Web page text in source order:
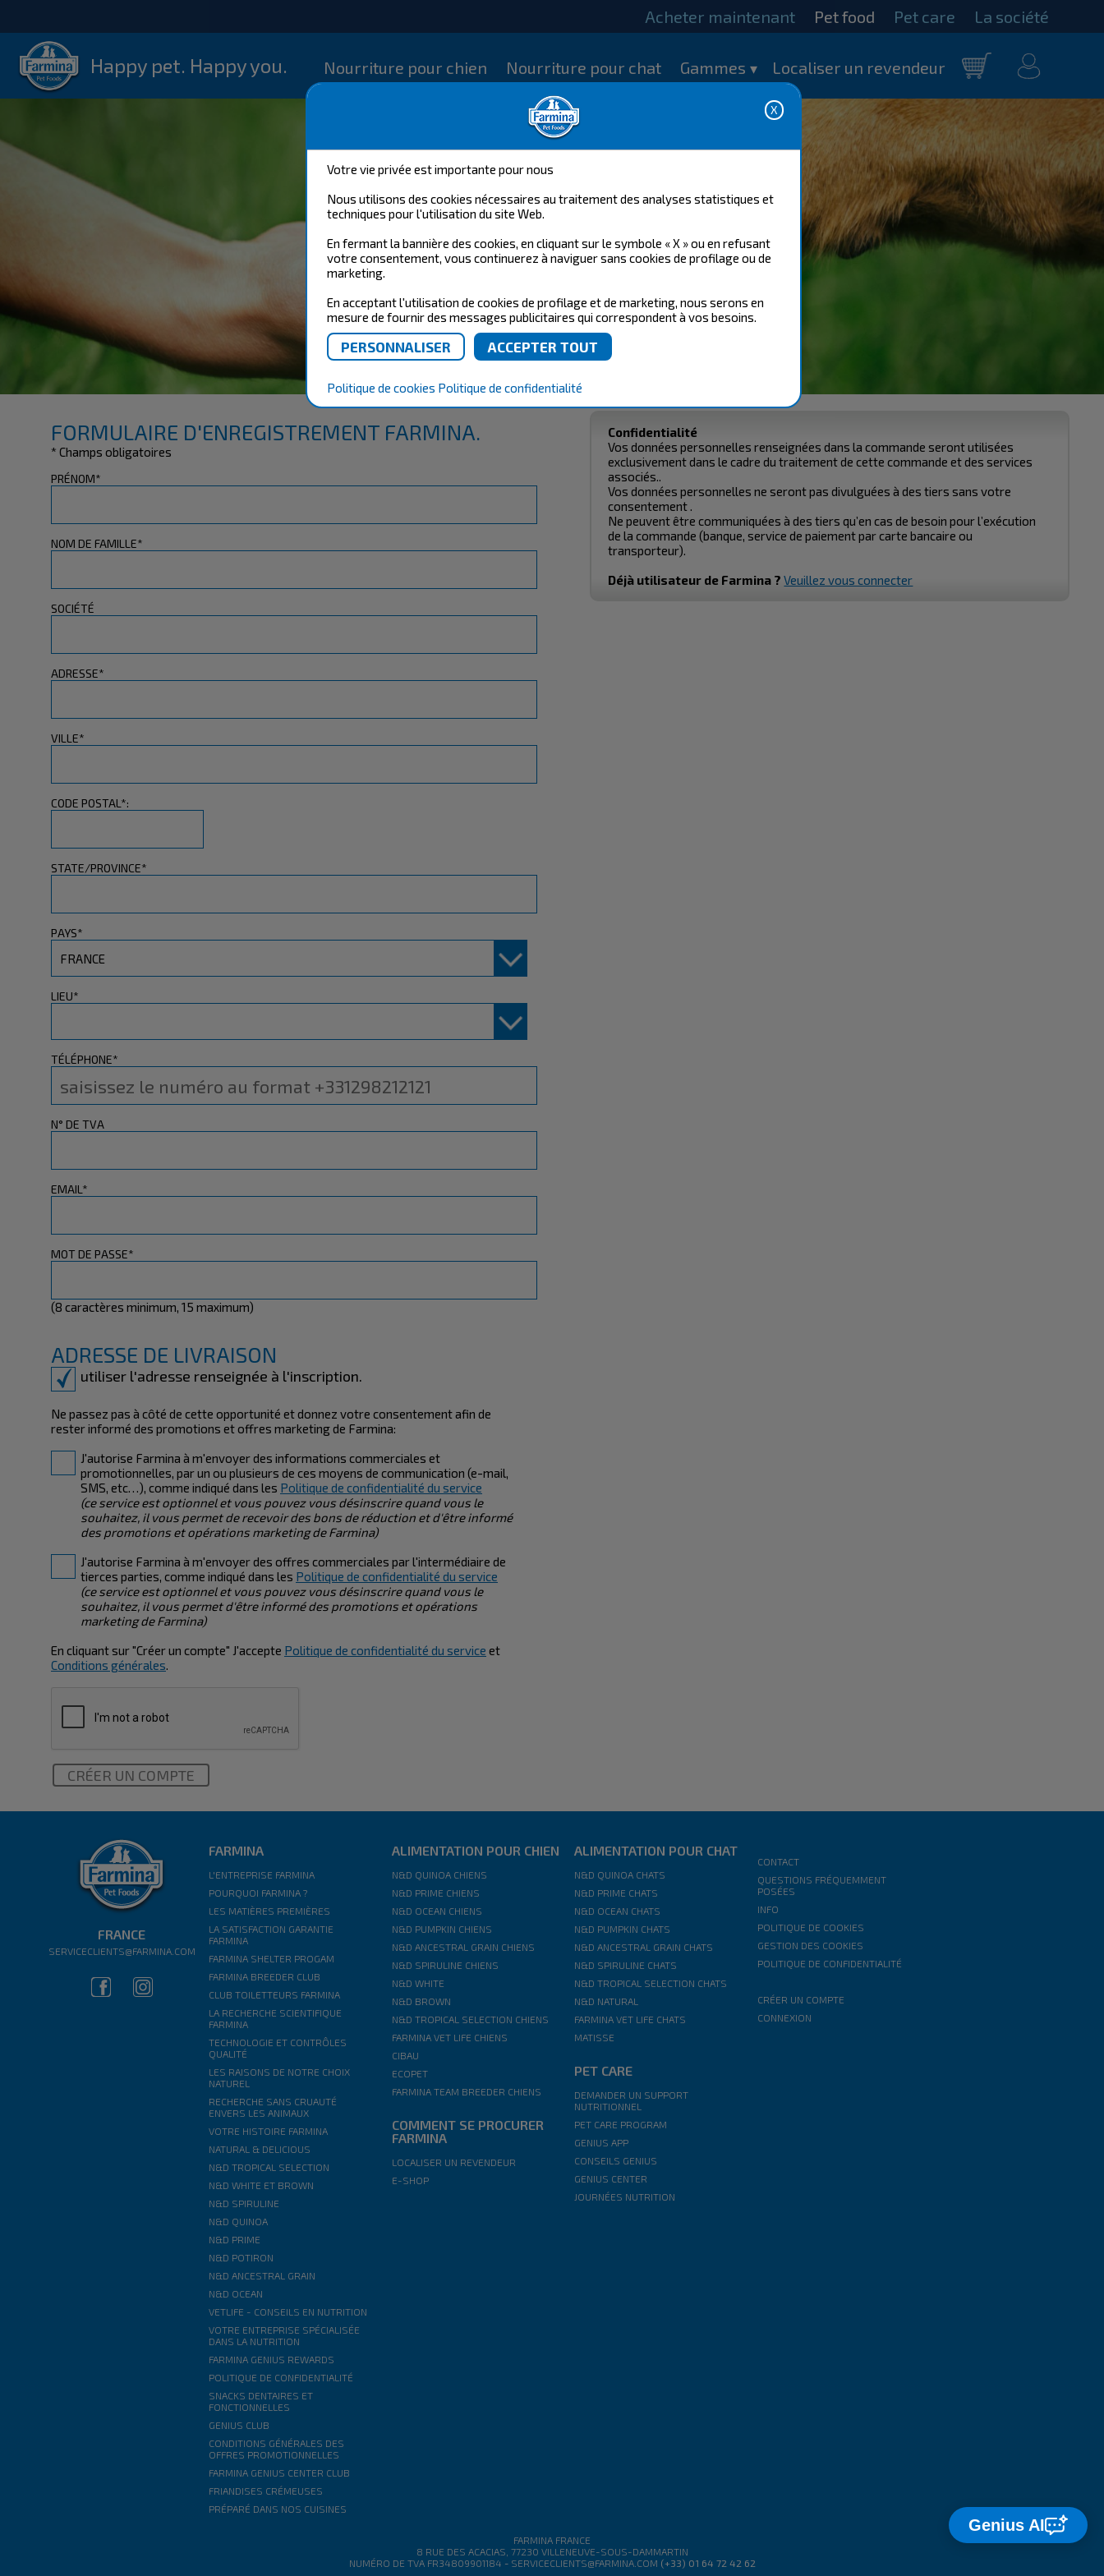
Votre vie privée est importante pour nous
Nous utilisons des cookies nécessaires au traitement des analyses statistiques et
techniques pour l'utilisation du site Web.
En fermant la bannière des cookies, en cliquant sur le symbole « X » ou en refusant
votre consentement, vous continuerez à naviguer sans cookies de profilage ou de
marketing.
En acceptant l'utilisation de cookies de profilage et de marketing, nous serons en
mesure de fournir des messages publicitaires qui correspondent à vos besoins.
Politique de cookies Politique de confidentialité
Acheter maintenant Pet food Pet care La société
Happy pet. Happy you. Nourriture pour chien Nourriture pour chat Gammes Localiser un revendeur
Panier
mon
compte
Genius AI
INSCRIPTION
FORMULAIRE D'ENREGISTREMENT FARMINA.
* Champs obligatoires
PRÉNOM*
NOM DE FAMILLE*
SOCIÉTÉ
ADRESSE*
VILLE*
CODE POSTAL*:
STATE/PROVINCE*
PAYS*
LIEU*
TÉLÉPHONE*
N° DE TVA
EMAIL*
MOT DE PASSE*
(8 caractères minimum, 15 maximum)
ADRESSE DE LIVRAISON
utiliser l'adresse renseignée à l'inscription.
Ne passez pas à côté de cette opportunité et donnez votre consentement afin de
rester informé des promotions et offres marketing de Farmina:
J'autorise Farmina à m'envoyer des informations commerciales et
promotionnelles, par un ou plusieurs de ces moyens de communication (e-mail,
SMS, etc…), comme indiqué dans les Politique de confidentialité du service
(ce service est optionnel et vous pouvez vous désinscrire quand vous le
souhaitez, il vous permet de recevoir des bons de réduction et d'être informé
des promotions et opérations marketing de Farmina)
J'autorise Farmina à m'envoyer des offres commerciales par l'intermédiaire de
tierces parties, comme indiqué dans les Politique de confidentialité du service
(ce service est optionnel et vous pouvez vous désinscrire quand vous le
souhaitez, il vous permet d'être informé des promotions et opérations
marketing de Farmina)
En cliquant sur "Créer un compte" J'accepte Politique de confidentialité du service et
Conditions générales.
CRÉER UN COMPTE
Confidentialité
Vos données personnelles renseignées dans la commande seront utilisées
exclusivement dans le cadre du traitement de cette commande et des services
associés..
Vos données personnelles ne seront pas divulguées à des tiers sans votre
consentement .
Ne peuvent être communiquées à des tiers qu’en cas de besoin pour l’exécution
de la commande (banque, service de paiement par carte bancaire ou
transporteur).
Déjà utilisateur de Farmina ?Veuillez vous connecter
FRANCE
SERVICECLIENTS@FARMINA.COM
FARMINA
L'ENTREPRISE FARMINA
POURQUOI FARMINA ?
LES MATIÈRES PREMIÈRES
LA SATISFACTION GARANTIE
FARMINA
FARMINA SHELTER PROGAM
FARMINA BREEDER CLUB
CLUB TOILETTEURS FARMINA
LA RECHERCHE SCIENTIFIQUE
FARMINA
TECHNOLOGIE ET CONTRÔLES
QUALITÉ
LES RAISONS DE NOTRE CHOIX
NATUREL
RECHERCHE SANS CRUAUTÉ
ENVERS LES ANIMAUX
VOTRE HISTOIRE FARMINA
NATURAL & DELICIOUS
N&D TROPICAL SELECTION
N&D WHITE ET BROWN
N&D SPIRULINE
N&D QUINOA
N&D PRIME
N&D POTIRON
N&D ANCESTRAL GRAIN
N&D OCEAN
VETLIFE - CONSEILS EN NUTRITION
VOTRE ENTREPRISE SPÉCIALISÉE
DANS LA NUTRITION
FARMINA GENIUS REWARDS
POLITIQUE DE CONFIDENTIALITÉ
SNACKS DENTAIRES ET
FONCTIONNELLES
GENIUS CLUB
CONDITIONS GÉNÉRALES DES
OFFRES PROMOTIONNELLES
FARMINA GENIUS CENTER CLUB
FRIANDISES CRÉMEUSES
PRÉPARÉ DANS NOS CUISINES
ALIMENTATION POUR CHIEN
N&D QUINOA CHIENS
N&D PRIME CHIENS
N&D OCEAN CHIENS
N&D PUMPKIN CHIENS
N&D ANCESTRAL GRAIN CHIENS
N&D SPIRULINE CHIENS
N&D WHITE
N&D BROWN
N&D TROPICAL SELECTION CHIENS
FARMINA VET LIFE CHIENS
CIBAU
ECOPET
FARMINA TEAM BREEDER CHIENS
COMMENT SE PROCURER
FARMINA
LOCALISER UN REVENDEUR
E-SHOP
ALIMENTATION POUR CHAT
N&D QUINOA CHATS
N&D PRIME CHATS
N&D OCEAN CHATS
N&D PUMPKIN CHATS
N&D ANCESTRAL GRAIN CHATS
N&D SPIRULINE CHATS
N&D TROPICAL SELECTION CHATS
N&D NATURAL
FARMINA VET LIFE CHATS
MATISSE
PET CARE
DEMANDER UN SUPPORT
NUTRITIONNEL
PET CARE PROGRAM
GENIUS APP
CONSEILS GENIUS
GENIUS CENTER
JOURNÉES NUTRITION
CONTACT
QUESTIONS FRÉQUEMMENT
POSÉES
INFO
POLITIQUE DE COOKIES
GESTION DES COOKIES
POLITIQUE DE CONFIDENTIALITÉ
CRÉER UN COMPTE
CONNEXION
FARMINA FRANCE
8 RUE DES ACACIAS, 77230 VILLENEUVE-SOUS-DAMMARTIN
NUMÉRO DE TVA FR34809901184 - SERVICECLIENTS@FARMINA.COM (+33) 01 64 72 42 62